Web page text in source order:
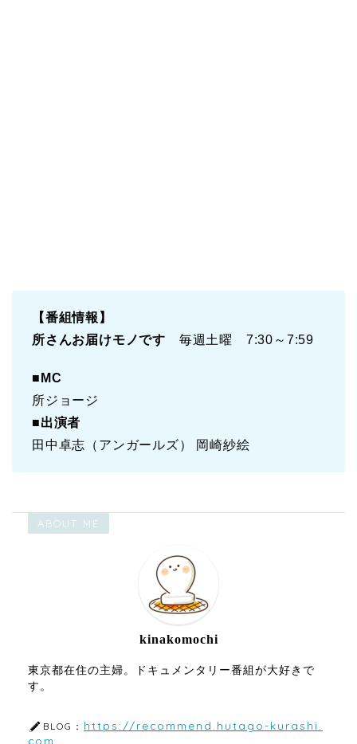
【番組情報】
所さんお届けモノです 毎週土曜 7:30～7:59
■ MC
所ジョージ
■出演者
田中卓志（アンガールズ） 岡崎紗絵
ABOUT ME
kinakomochi
東京都在住の主婦。ドキュメンタリー番組が大好きで
す。
BLOG： https://recommend.hutago-kurashi.
com